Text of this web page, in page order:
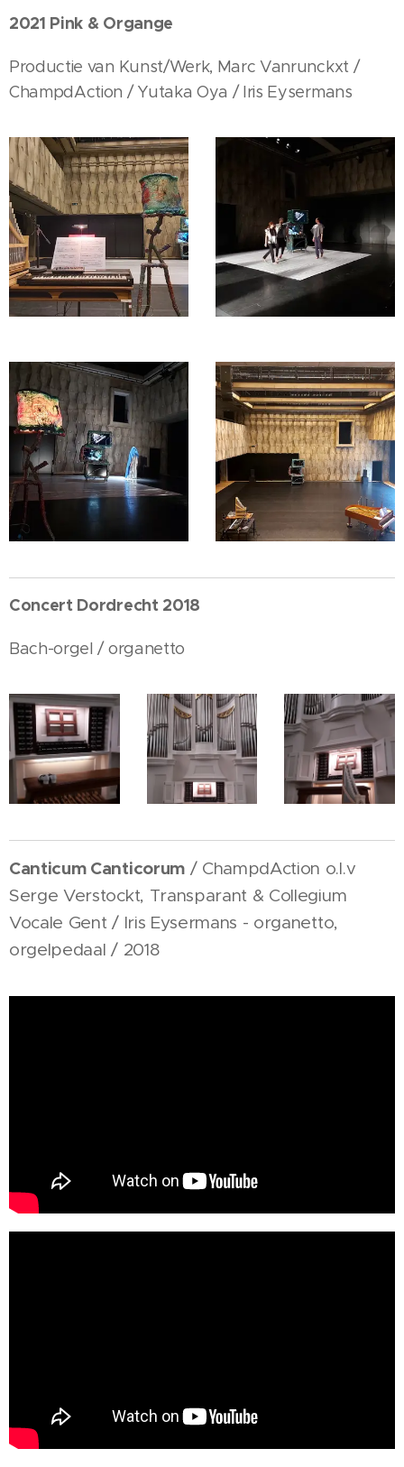
2021 Pink & Organge
Productie van Kunst/Werk, Marc Vanrunckxt /
ChampdAction / Yutaka Oya / Iris Eysermans
Concert Dordrecht 2018
Bach-orgel / organetto
Canticum Canticorum/ ChampdAction o.l.v
Serge Verstockt, Transparant & Collegium
Vocale Gent / Iris Eysermans - organetto,
orgelpedaal / 2018